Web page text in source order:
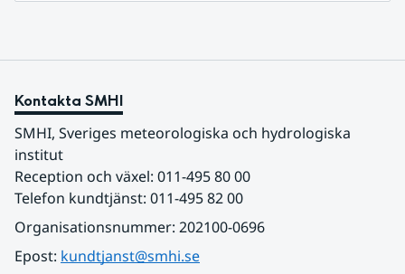
Kontakta SMHI
SMHI, Sveriges meteorologiska och hydrologiska
institut
Reception och växel: 011-495 80 00
Telefon kundtjänst: 011-495 82 00
Organisationsnummer: 202100-0696
Epost: kundtjanst@smhi.se